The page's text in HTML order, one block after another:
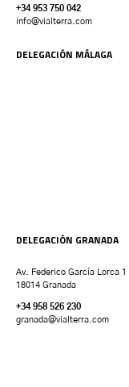
+34 953 750 042
info@vialterra.com
DELEGACIÓN MÁLAGA
DELEGACIÓN GRANADA
Av. Federico García Lorca 1
18014 Granada
+34 958 526 230
granada@vialterra.com